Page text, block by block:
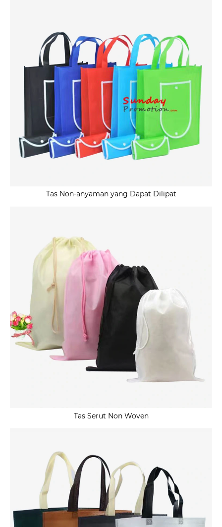
Tas Non-anyaman yang Dapat Dilipat
Tas Serut Non Woven